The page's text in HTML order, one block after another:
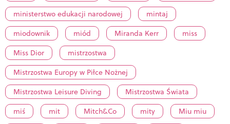
ministerstwo edukacji narodowej
mintaj
miodownik
miód Miranda Kerr
miss
Miss Dior
mistrzostwa
Mistrzostwa Europy w Piłce Nożnej
Mistrzostwa Leisure Diving
Mistrzostwa Świata
miś
mit Mitch&Co mity
Miu miu